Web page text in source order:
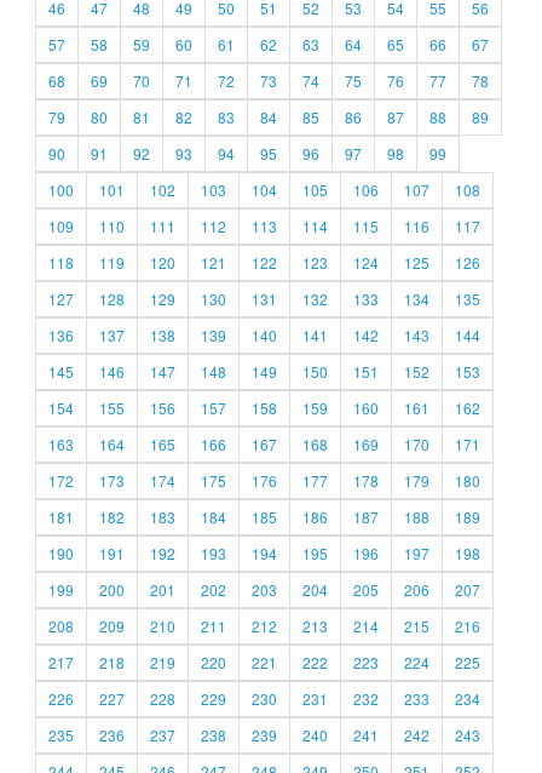
46
47 48 49 50 51 52 53 54 55
56
57
58 59 60 61 62 63 64 65 66
67
68
69 70 71 72 73 74 75 76 77
78
79
80 81 82 83 84 85 86 87 88
89
90
91 92 93 94 95 96 97 98
99
100
101 102 103 104 105 106 107
108
109
110 111 112 113 114 115 116
117
118
119 120 121 122 123 124 125
126
127
128 129 130 131 132 133 134
135
136
137 138 139 140 141 142 143
144
145
146 147 148 149 150 151 152
153
154
155 156 157 158 159 160 161
162
163
164 165 166 167 168 169 170
171
172
173 174 175 176 177 178 179
180
181
182 183 184 185 186 187 188
189
190
191 192 193 194 195 196 197
198
199
200 201 202 203 204 205 206
207
208
209 210 211 212 213 214 215
216
217
218 219 220 221 222 223 224
225
226
227 228 229 230 231 232 233
234
235
236 237 238 239 240 241 242
243